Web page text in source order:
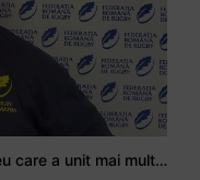
Stejarul Iulian Hartig: A fost un turneu care a unit mai mult echipa